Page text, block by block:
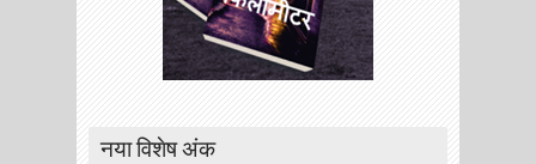
नया विशेष अंक